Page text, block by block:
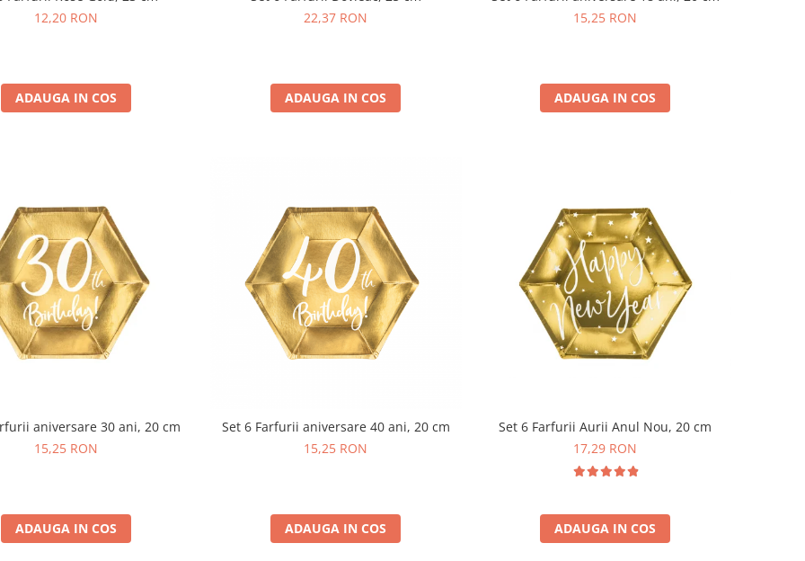
12,20 RON
ADAUGA IN COS
22,37 RON
ADAUGA IN COS
15,25 RON
ADAUGA IN COS
aniversare 30 ani, 20 cm
15,25 RON
ADAUGA IN COS
Set 6 Farfurii aniversare 40 ani, 20 cm
15,25 RON
ADAUGA IN COS
Set 6 Farfurii Aurii Anul Nou, 20 cm
17,29 RON
ADAUGA IN COS